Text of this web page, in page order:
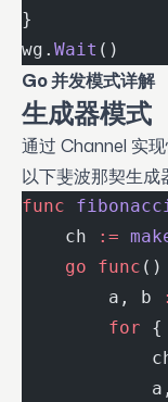
}
wg. Wait ()
Go 并发模式详解
生成器模式
通过 Channel 实
以下斐波那契生成
func
    ch
:=
    go
func ()
        a, b
        for
{